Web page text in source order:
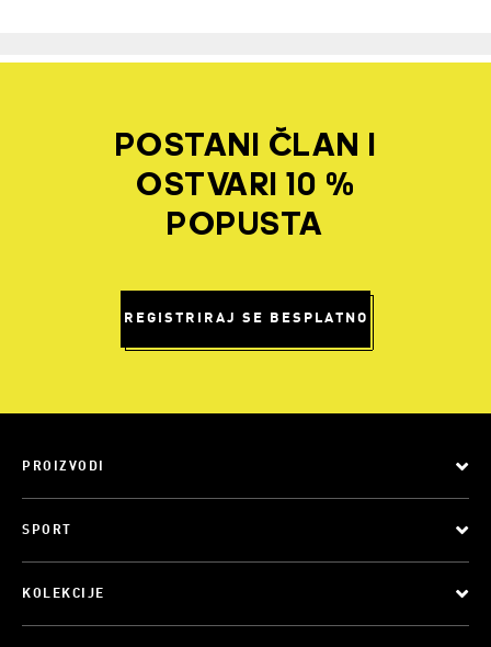
POSTANI ČLAN I
OSTVARI 10 %
POPUSTA
REGISTRIRAJ SE BESPLATNO
PROIZVODI
SPORT
KOLEKCIJE